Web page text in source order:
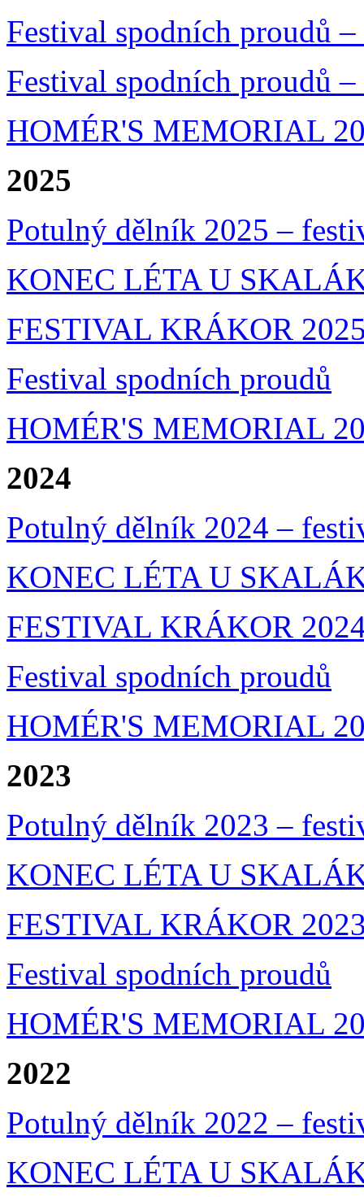
Festival spodních proudů –
Festival spodních proudů
HOMÉR'S MEMORIAL
2025
Potulný dělník 2025 –
KONEC LÉTA U
FESTIVAL KRÁKOR
Festival spodních proudů
HOMÉR'S MEMORIAL
2024
Potulný dělník 2024 –
KONEC LÉTA U
FESTIVAL KRÁKOR
Festival spodních proudů
HOMÉR'S MEMORIAL
2023
Potulný dělník 2023 –
KONEC LÉTA U
FESTIVAL KRÁKOR
Festival spodních proudů
HOMÉR'S MEMORIAL
2022
Potulný dělník 2022 –
KONEC LÉTA U